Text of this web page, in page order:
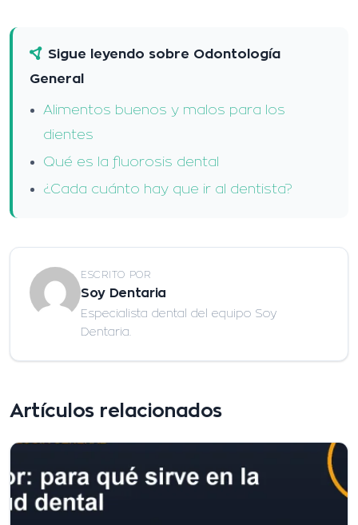
Sigue leyendo sobre Odontología
General
Alimentos buenos y malos para los
dientes
Qué es la fluorosis dental
¿Cada cuánto hay que ir al dentista?
ESCRITO POR
Soy Dentaria
Especialista dental del equipo Soy
Dentaria.
Artículos relacionados